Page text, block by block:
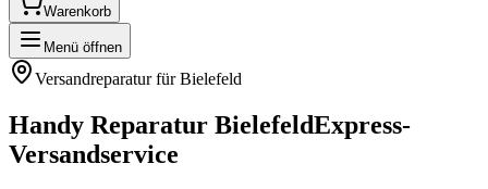
Warenkorb
Menü öffnen
Versandreparatur fürBielefeld
Handy Reparatur BielefeldExpress-
Versandservice